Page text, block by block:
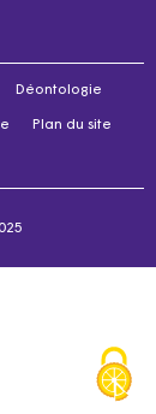
Déontologie
Plan du site